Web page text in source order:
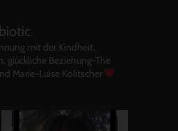
mit der Kindheit,
glückliche Beziehung-The
Marie-Luise Kolitscher